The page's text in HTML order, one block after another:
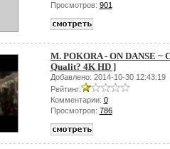
Просмотров: 901
M. POKORA - ON DANSE ~
Qualit? 4K HD ]
Добавлено: 2014-10-30 12:43:19
Рейтинг:
Комментарии: 0
Просмотров: 786